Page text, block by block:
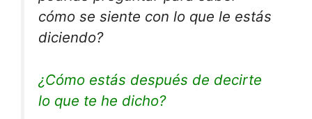
cómo se siente con lo que le estás
diciendo?
¿Cómo estás después de decirte
lo que te he dicho?